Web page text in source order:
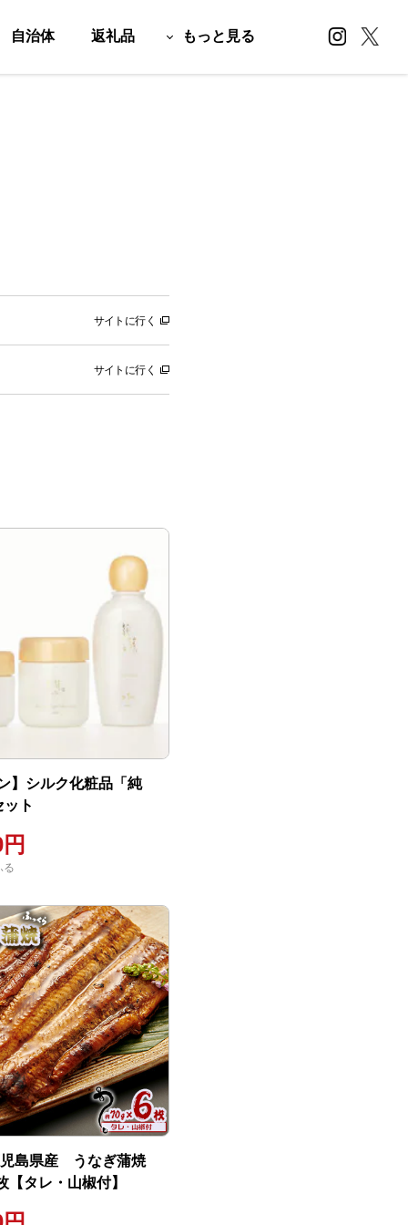
自治体 返礼品 もっと見る
サイトに行く
サイトに行く
】シルク化粧品「純
ト
る
児島県産 うなぎ蒲焼
【タレ・山椒付】